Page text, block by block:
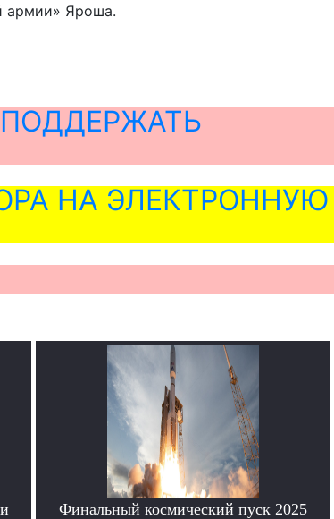
армии» Яроша.
НА ЭЛЕКТРОННУЮ
Финальный космический пуск 2025